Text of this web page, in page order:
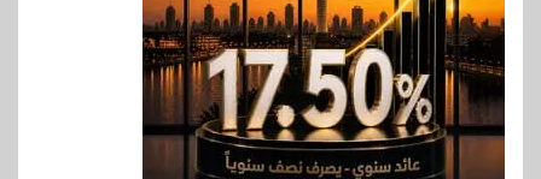
سوق وصلة
هواوي: هاتف nova 15
Max بطارية ضخمة وتصميم متين
جهازًا مثاليًا للشباب
اقتصاد